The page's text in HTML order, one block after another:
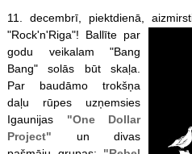
11. decembrī, piektdienā,
"Rock'n'Riga"! Ballīte par
godu veikalam "Bang
Bang" solās būt skaļa.
Par baudāmo trokšņa
daļu rūpes uzņemsies
Igaunijas "One Dollar
Project" un divas